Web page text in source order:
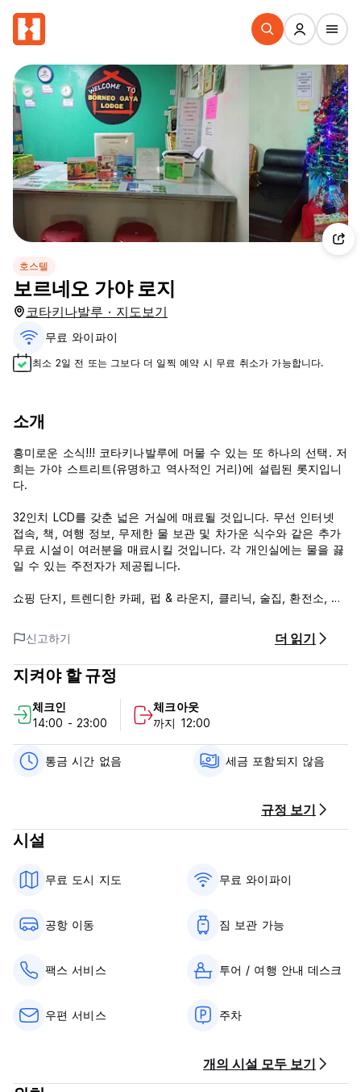
호스텔
보르네오 가야 로지
코타키나발루 · 지도보기
무료 와이파이
최소 2일 전 또는 그보다 더 일찍 예약 시 무료 취소가 가능합니다.
소개
흥미로운 소식!!! 코타키나발루에 머물 수 있는 또 하나의 선택. 저
희는 가야 스트리트(유명하고 역사적인 거리)에 설립된 롯지입니
다.
32인치 LCD를 갖춘 넓은 거실에 매료될 것입니다. 무선 인터넷
접속, 책, 여행 정보, 무제한 물 보관 및 차가운 식수와 같은 추가
무료 시설이 여러분을 매료시킬 것입니다. 각 개인실에는 물을 끓
일 수 있는 주전자가 제공됩니다.
쇼핑 단지, 트렌디한 카페, 펍 & 라운지, 클리닉, 술집, 환전소, 에
편의 시설에 쉽게 접근할 수 있는 멋진 여행 위치를 갖추고 있습
니다. 키나발루, 사바 관광 센터, 앳킨슨 시계탑, 시그널 힐, 일요
일 시장, 건식/습식 시장, 필리핀 시장, 영화관 및 기타.
CCTV와 컴퓨터 잠금장치로 보안을 강화합니다.
이제 모든 객실에 프로모션을 제공하고 있습니다. 전용 욕실이 있
거나 없는 객실을 선택하실 수 있습니다. 바람 아래 땅, 사바
(Sabah)에 꼭 한 번 들러주세요.
저희 호스텔은 객실당 1박 기준으로 관광세 Myr 10를 징수합니
from original language)
신고하기 더 읽기
지켜야 할 규정
체크인
14:00 - 23:00
체크아웃
까지 12:00
통금 시간 없음 세금 포함되지 않음
규정 보기
시설
무료 도시 지도 무료 와이파이
공항 이동 짐 보관 가능
팩스 서비스 투어 / 여행 안내 데스크
우편 서비스 주차
개의 시설 모두 보기